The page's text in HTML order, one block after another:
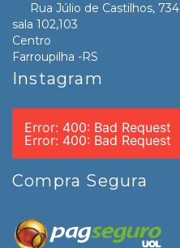
Rua Júlio de Castilhos, 734
sala 102,103
Centro
Farroupilha -RS
Instagram
Error: 400: Bad Request
Error: 400: Bad Request
Compra Segura